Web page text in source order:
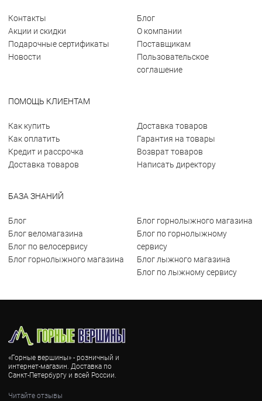
Контакты
Акции и скидки
Подарочные сертификаты
Новости
Блог
О компании
Поставщикам
Пользовательское
соглашение
ПОМОЩЬ КЛИЕНТАМ
Как купить
Как оплатить
Кредит и рассрочка
Доставка товаров
Доставка товаров
Гарантия на товары
Возврат товаров
Написать директору
БАЗА ЗНАНИЙ
Блог
Блог веломагазина
Блог по велосервису
Блог горнолыжного магазина
Блог горнолыжного магазина
Блог по горнолыжному
сервису
Блог лыжного магазина
Блог по лыжному сервису
«Горные вершины» - розничный и
интернет-магазин. Доставка по
Санкт-Петербургу и всей России.
Читайте отзывы